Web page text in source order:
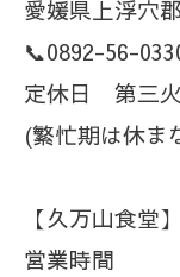
愛媛県上浮穴
📞0892-56-
定休日 第三
(繁忙期は休ま
【久万山食堂】
営業時間